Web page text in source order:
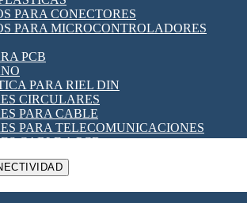
PARA PANEL
DE RELÉ
FIN DE CARRERA
DE ENERGÍA Y TC'S DE CORRIENTE
A PASO
HMI
LÓGICO PROGRAMABLES
DE HORARIO
PARA CONECTORES
PARA MICROCONTROLADORES
PCB
PARA RIEL DIN
CIRCULARES
PARA CABLE
PARA TELECOMUNICACIONES
CABLE A PCB
PCB A CABLE